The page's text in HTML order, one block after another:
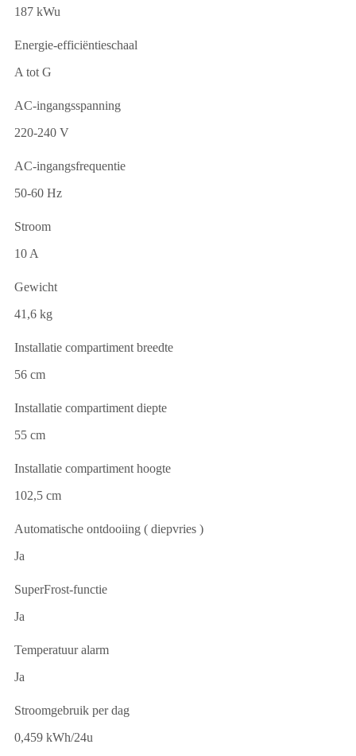
187 kWu
Energie-efficiëntieschaal
A tot G
AC-ingangsspanning
220-240 V
AC-ingangsfrequentie
50-60 Hz
Stroom
10 A
Gewicht
41,6 kg
Installatie compartiment breedte
56 cm
Installatie compartiment diepte
55 cm
Installatie compartiment hoogte
102,5 cm
Automatische ontdooiing ( diepvries )
Ja
SuperFrost-functie
Ja
Temperatuur alarm
Ja
Stroomgebruik per dag
0,459 kWh/24u